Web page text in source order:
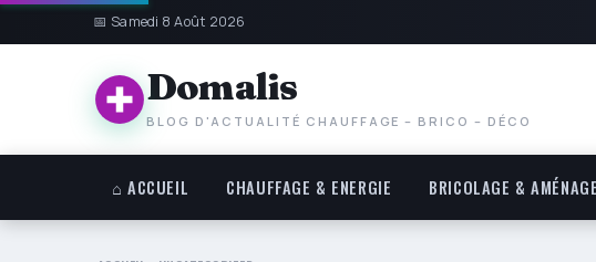
📅 Samedi 8 Août 2026
Domalis
BLOG D'ACTUALITÉ CHAUFFAGE – BRICO – DÉCO
⌂ ACCUEIL CHAUFFAGE & ENERGIE BRICOLAGE &